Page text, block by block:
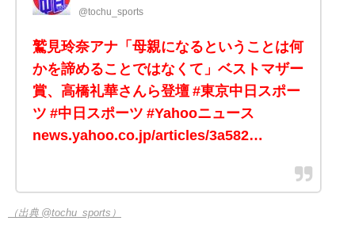
@tochu_sports
鷲見玲奈アナ「母親になるということは何
かを諦めることではなくて」ベストマザー
賞、高橋礼華さんら登壇 #東京中日スポー
ツ #中日スポーツ #Yahooニュース
news.yahoo.co.jp/articles/3a582…
（出典 @tochu_sports）